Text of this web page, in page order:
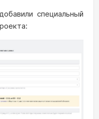
специальный